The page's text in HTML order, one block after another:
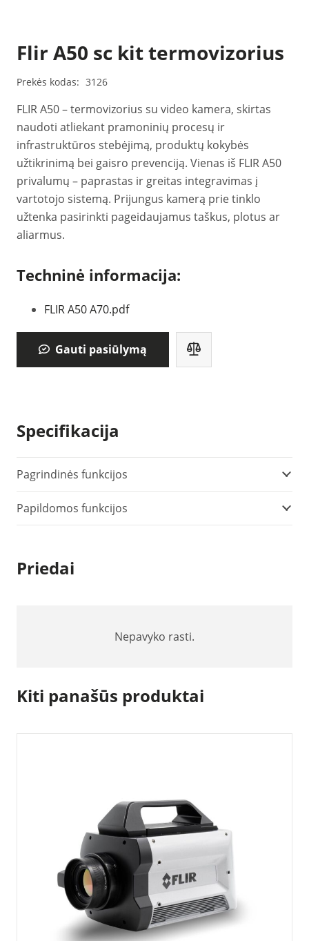
Flir A50 sc kit termovizorius
Prekės kodas: 3126
FLIR A50 – termovizorius su video kamera, skirtas
naudoti atliekant pramoninių procesų ir
infrastruktūros stebėjimą, produktų kokybės
užtikrinimą bei gaisro prevenciją. Vienas iš FLIR A50
privalumų – paprastas ir greitas integravimas į
vartotojo sistemą. Prijungus kamerą prie tinklo
užtenka pasirinkti pageidaujamus taškus, plotus ar
aliarmus.
Techninė informacija:
FLIR A50 A70.pdf
Gauti pasiūlymą
Specifikacija
Pagrindinės funkcijos
Papildomos funkcijos
Priedai
Nepavyko rasti.
Kiti panašūs produktai